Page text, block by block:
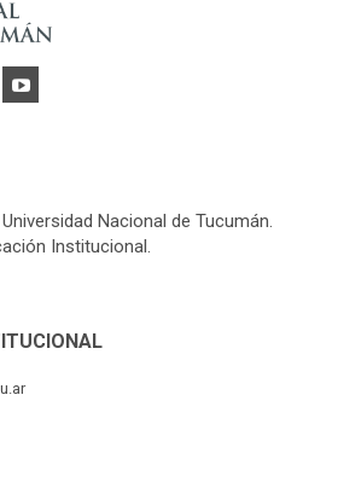
Nacional de Tucumán.
Institucional.